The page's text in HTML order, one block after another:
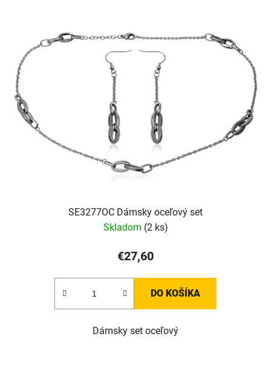
SE3277OC Dámsky oceľový set
Skladom (2 ks)
€27,60
DO KOŠÍKA
Dámsky set oceľový